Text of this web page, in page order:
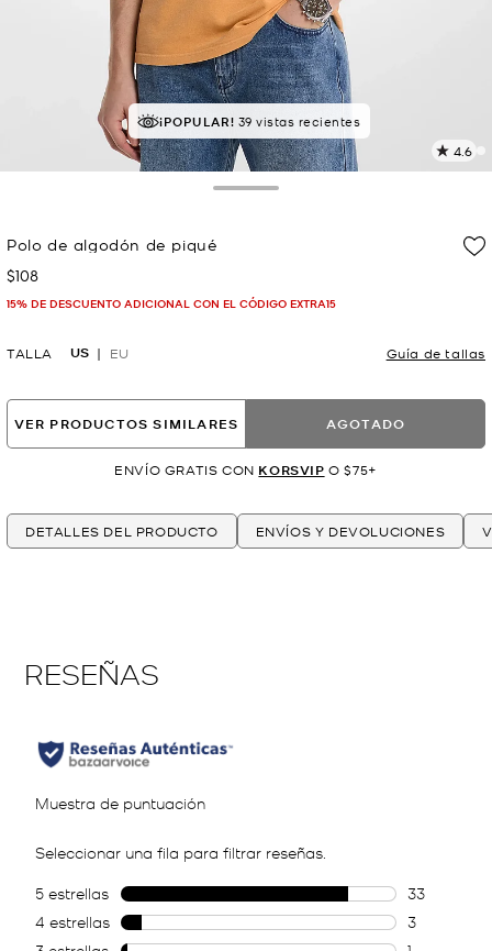
MEJOR VALORADO el 82% le da 5 estrellas
¡POPULAR! 39 vistas recientes
4.6
Polo de algodón de piqué
Ahora
$108
15% DE DESCUENTO ADICIONAL CON EL CÓDIGO EXTRA15
TALLA US EU Guía de tallas
VER PRODUCTOS SIMILARES AGOTADO
ENVÍO GRATIS CON KORSVIP O $75+
DETALLES DEL PRODUCTO ENVÍOS Y DEVOLUCIONES